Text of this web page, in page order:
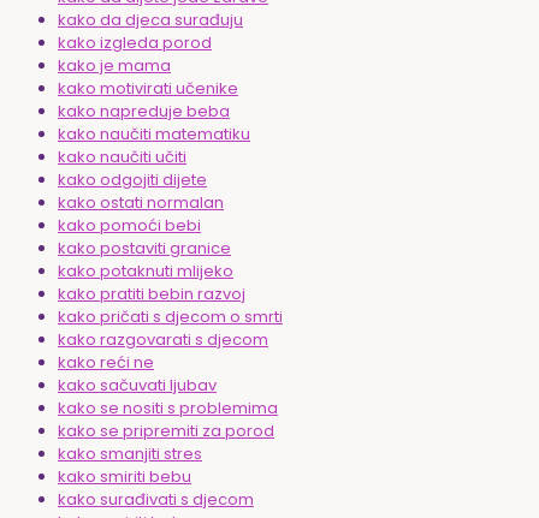
kako da djeca surađuju
kako izgleda porod
kako je mama
kako motivirati učenike
kako napreduje beba
kako naučiti matematiku
kako naučiti učiti
kako odgojiti dijete
kako ostati normalan
kako pomoći bebi
kako postaviti granice
kako potaknuti mlijeko
kako pratiti bebin razvoj
kako pričati s djecom o smrti
kako razgovarati s djecom
kako reći ne
kako sačuvati ljubav
kako se nositi s problemima
kako se pripremiti za porod
kako smanjiti stres
kako smiriti bebu
kako surađivati s djecom